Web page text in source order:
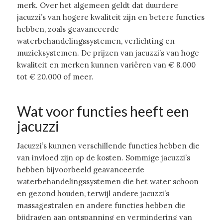
merk. Over het algemeen geldt dat duurdere
jacuzzi’s van hogere kwaliteit zijn en betere functies
hebben, zoals geavanceerde
waterbehandelingssystemen, verlichting en
muzieksystemen. De prijzen van jacuzzi’s van hoge
kwaliteit en merken kunnen variëren van € 8.000
tot € 20.000 of meer.
Wat voor functies heeft een
jacuzzi
Jacuzzi’s kunnen verschillende functies hebben die
van invloed zijn op de kosten. Sommige jacuzzi’s
hebben bijvoorbeeld geavanceerde
waterbehandelingssystemen die het water schoon
en gezond houden, terwijl andere jacuzzi’s
massagestralen en andere functies hebben die
bijdragen aan ontspanning en vermindering van